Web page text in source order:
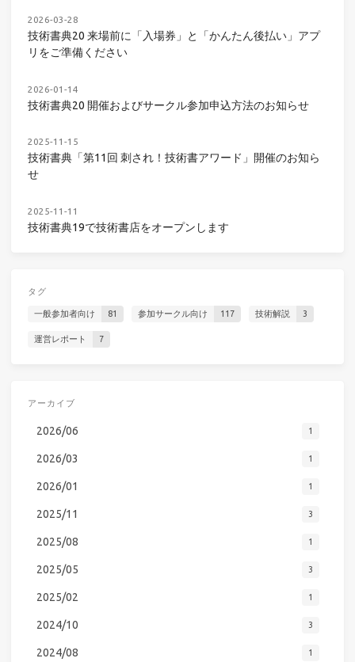
2026-03-28
技術書典20 来場前に「入場券」と「かんたん後払い」アプ
リをご準備ください
2026-01-14
技術書典20 開催およびサークル参加申込方法のお知らせ
2025-11-15
技術書典「第11回 刺され！技術書アワード」開催のお知ら
せ
2025-11-11
技術書典19で技術書店をオープンします
タグ
一般参加者向け 81 参加サークル向け 117 技術解説 3
運営レポート 7
アーカイブ
2026/06 1
2026/03 1
2026/01 1
2025/11 3
2025/08 1
2025/05 3
2025/02 1
2024/10 3
2024/08 1